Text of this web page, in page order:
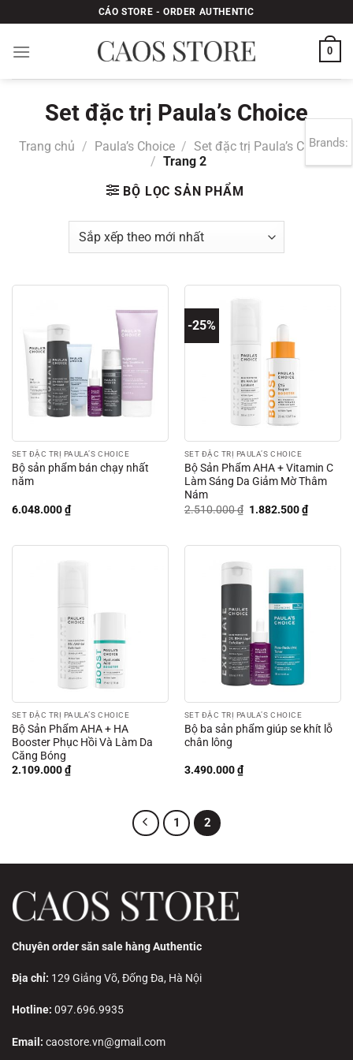
qua
nội
CÁO STORE - ORDER AUTHENTIC
0
Set đặc trị Paula’s Choice
Trang chủ / Paula’s Choice / Set đặc trị Paula’s Choice
/ Trang 2
BỘ LỌC SẢN PHẨM
SET ĐẶC TRỊ PAULA’S CHOICE
Bộ sản phẩm bán chạy nhất
năm
6.048.000₫
-25%
SET ĐẶC TRỊ PAULA’S CHOICE
Bộ Sản Phẩm AHA + Vitamin C
Làm Sáng Da Giảm Mờ Thâm
Nám
2.510.000₫ Giá
1.882.500₫Giá
hiện
SET ĐẶC TRỊ PAULA’S CHOICE
Bộ Sản Phẩm AHA + HA
Booster Phục Hồi Và Làm Da
Căng Bóng
2.109.000₫
SET ĐẶC TRỊ PAULA’S CHOICE
Bộ ba sản phẩm giúp se khít lỗ
chân lông
3.490.000₫
1 2
Chuyên order săn sale hàng Authentic
Địa chỉ: 129 Giảng Võ, Đống Đa, Hà Nội
Hotline: 097.696.9935
Email: caostore.vn@gmail.com
Brands: